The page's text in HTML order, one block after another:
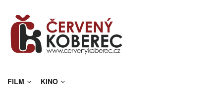
FILM KINO